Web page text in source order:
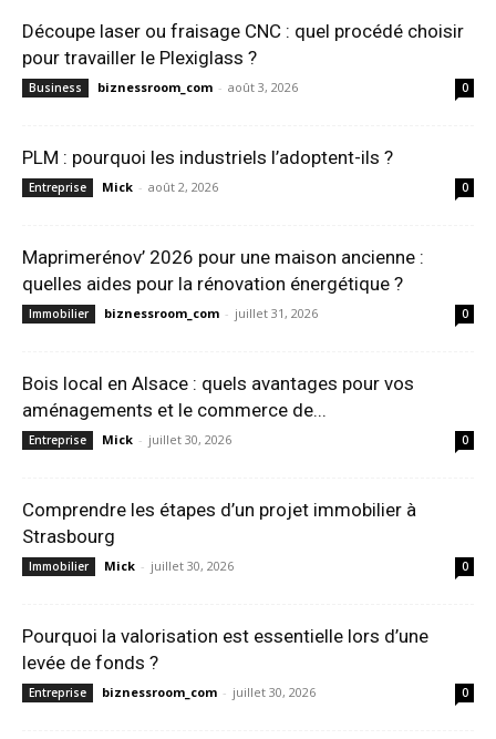
Découpe laser ou fraisage CNC : quel procédé choisir
pour travailler le Plexiglass ?
Business biznessroom_com - août 3, 2026 0
PLM : pourquoi les industriels l’adoptent-ils ?
Entreprise Mick - août 2, 2026 0
Maprimerénov’ 2026 pour une maison ancienne :
quelles aides pour la rénovation énergétique ?
Immobilier biznessroom_com - juillet 31, 2026 0
Bois local en Alsace : quels avantages pour vos
aménagements et le commerce de...
Entreprise Mick - juillet 30, 2026 0
Comprendre les étapes d’un projet immobilier à
Strasbourg
Immobilier Mick - juillet 30, 2026 0
Pourquoi la valorisation est essentielle lors d’une
levée de fonds ?
Entreprise biznessroom_com - juillet 30, 2026 0